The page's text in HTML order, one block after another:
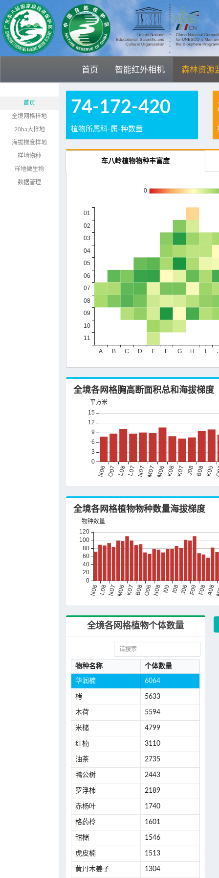
首页 智能红外相机 森林资源
首页
全境网格样地
20ha大样地
海拔梯度样地
样地物种
样地微生物
数据管理
74-172-420
植物所属科-属-种数量
车八岭植物物种丰富度
全境各网格植物个体数量
物种名称 个体数量
华润楠 6064
栲 5633
木荷 5594
米槠 4799
红楠 3110
油茶 2735
鸭公树 2443
罗浮柿 2189
赤杨叶 1740
格药柃 1601
甜槠 1546
虎皮楠 1513
黄丹木姜子 1304